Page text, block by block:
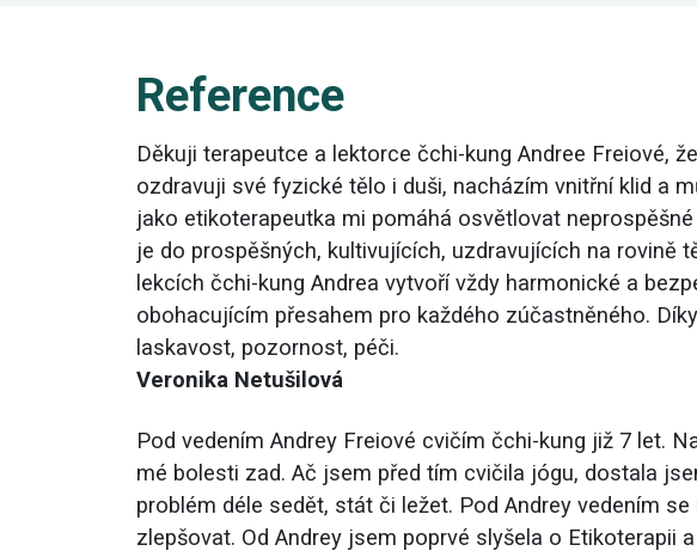
Reference
Děkuji terapeutce a lektorce čchi-kung Andree Freiové,
ozdravuji své fyzické tělo i duši, nacházím vnitřní klid a
jako etikoterapeutka mi pomáhá osvětlovat
je do prospěšných, kultivujících, uzdravujících na rovině
lekcích čchi-kung Andrea vytvoří vždy harmonické a
obohacujícím přesahem pro každého zúčastněného.
laskavost, pozornost, péči.
Veronika Netušilová
Pod vedením Andrey Freiové cvičím čchi-kung již 7 let.
mé bolesti zad. Ač jsem před tím cvičila jógu, dostala
problém déle sedět, stát či ležet. Pod Andrey vedením
zlepšovat. Od Andrey jsem poprvé slyšela o Etikoterapii